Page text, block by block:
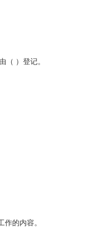
（ ）登记。
的内容。